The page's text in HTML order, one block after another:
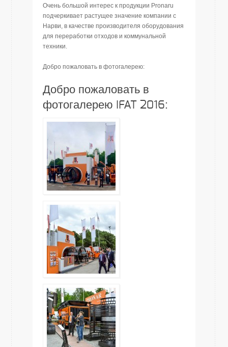
Очень большой интерес к продукции Pronaru
подчеркивает растущее значение компании с
Нарви, в качестве производителя оборудования
для переработки отходов и коммунальной
техники.
Добро пожаловать в фотогалерею:
Добро пожаловать в
фотогалерею IFAT 2016: